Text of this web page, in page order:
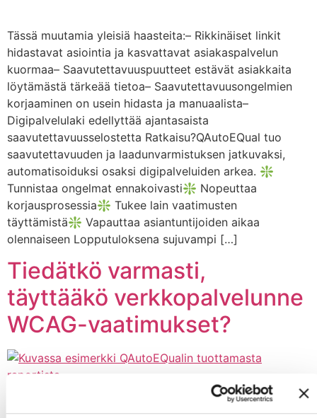
Tässä muutamia yleisiä haasteita:– Rikkinäiset linkit
hidastavat asiointia ja kasvattavat asiakaspalvelun
kuormaa– Saavutettavuuspuutteet estävät asiakkaita
löytämästä tärkeää tietoa– Saavutettavuusongelmien
korjaaminen on usein hidasta ja manuaalista–
Digipalvelulaki edellyttää ajantasaista
saavutettavuusselostetta Ratkaisu?QAutoEQual tuo
saavutettavuuden ja laadunvarmistuksen jatkuvaksi,
automatisoiduksi osaksi digipalveluiden arkea. ❇️
Tunnistaa ongelmat ennakoivasti❇️ Nopeuttaa
korjausprosessia❇️ Tukee lain vaatimusten
täyttämistä❇️ Vapauttaa asiantuntijoiden aikaa
olennaiseen Lopputuloksena sujuvampi […]
Tiedätkö varmasti,
täyttääkö verkkopalvelunne
WCAG-vaatimukset?
Saavutettavuus kuntoon – ilman arvailua. QAutoEQual